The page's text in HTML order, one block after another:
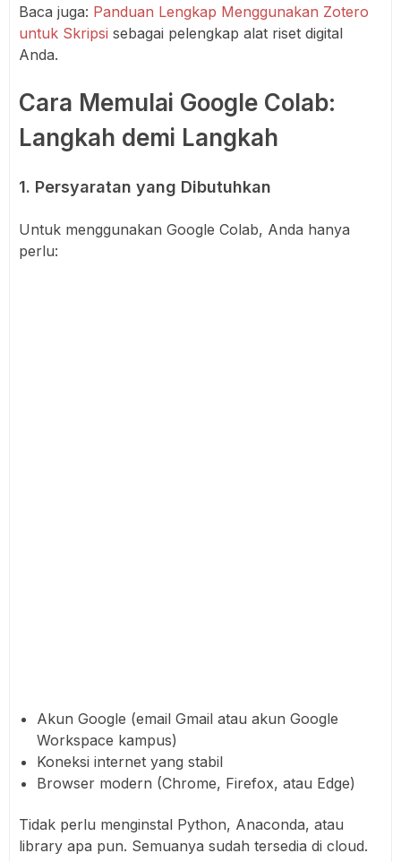
Baca juga: Panduan Lengkap Menggunakan Zotero
untuk Skripsi sebagai pelengkap alat riset digital
Anda.
Cara Memulai Google Colab:
Langkah demi Langkah
1. Persyaratan yang Dibutuhkan
Untuk menggunakan Google Colab, Anda hanya
perlu:
Akun Google (email Gmail atau akun Google
Workspace kampus)
Koneksi internet yang stabil
Browser modern (Chrome, Firefox, atau Edge)
Tidak perlu menginstal Python, Anaconda, atau
library apa pun. Semuanya sudah tersedia di cloud.